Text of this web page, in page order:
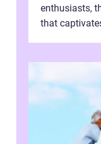
enthusiasts,
that